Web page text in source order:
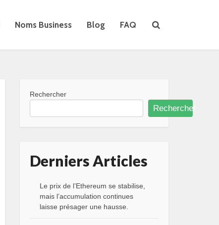
Noms Business Blog FAQ
Rechercher
Rechercher
Derniers Articles
Le prix de l’Ethereum se stabilise,
mais l’accumulation continues
laisse présager une hausse.